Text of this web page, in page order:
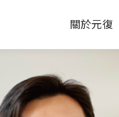
關於元復